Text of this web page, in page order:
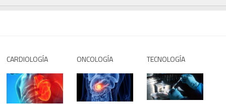
CARDIOLOGÍA ONCOLOGÍA TECNOLOGÍA